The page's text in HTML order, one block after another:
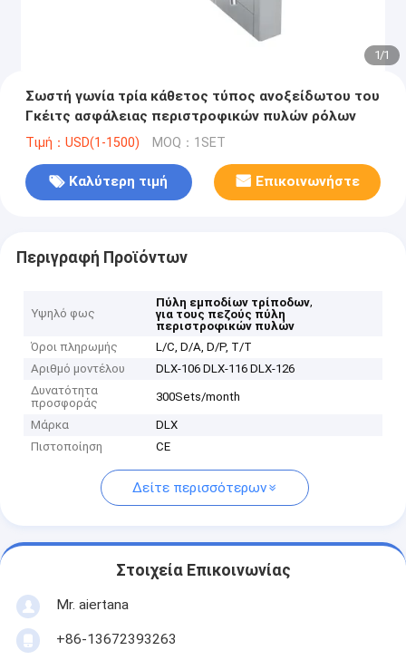
1/1
Σωστή γωνία τρία κάθετος τύπος ανοξείδωτου του
Γκέιτς ασφάλειας περιστροφικών πυλών ρόλων
Τιμή：USD(1-1500) MOQ：1SET
Καλύτερη τιμή Επικοινωνήστε
Περιγραφή Προϊόντων
Υψηλό φως
Πύλη εμποδίων τρίποδων,
για τους πεζούς πύλη
περιστροφικών πυλών
Όροι πληρωμής
L/C, D/A, D/P, T/T
Αριθμό μοντέλου
DLX-106 DLX-116 DLX-126
Δυνατότητα
προσφοράς
300Sets/month
Μάρκα
DLX
Πιστοποίηση
CE
Δείτε περισσότερων
Στοιχεία Επικοινωνίας
Mr. aiertana
+86-13672393263